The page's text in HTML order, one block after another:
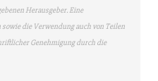
Herausgeber. Eine
die Verwendung auch von Teilen
Genehmigung durch die